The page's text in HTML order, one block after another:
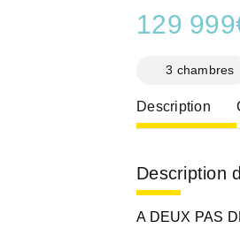
129 999
3 chambres
Description
Description
A DEUX PAS